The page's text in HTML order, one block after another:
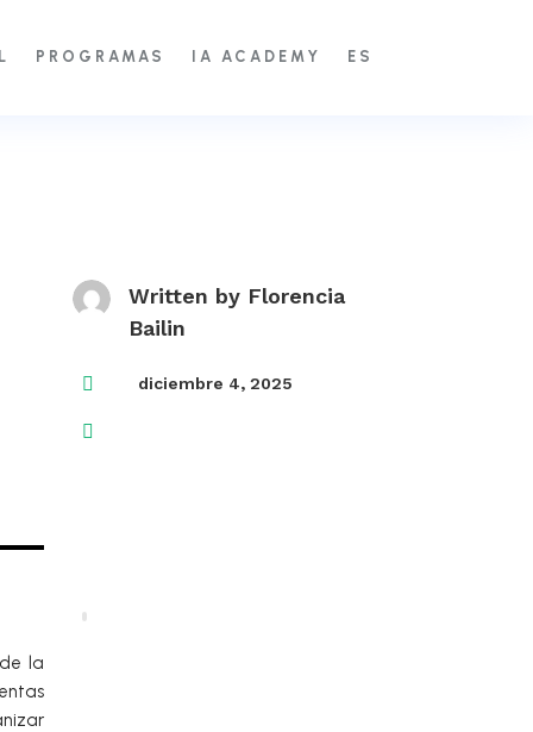
PROGRAMAS IA ACADEMY ES
Written by Florencia
Bailin
 diciembre 4, 2025

la